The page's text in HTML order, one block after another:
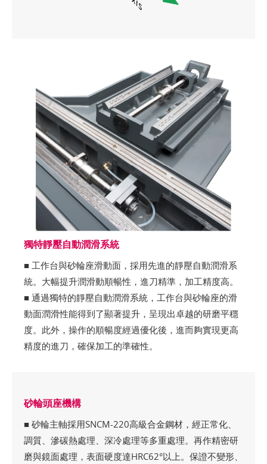
獨特靜壓自動潤滑系統
■ 工作台與砂輪座滑動面，採用先進的靜壓自動潤滑系
統。大幅提升潤滑動順暢性，進刀精準，加工精度高。
■ 通過獨特的靜壓自動潤滑系統，工作台與砂輪座的滑
動面潤滑性能得到了顯著提升，呈現出卓越的研磨平穩
度。此外，操作的順暢度經過優化後，進而夠實現更高
精度的進刀，確保加工的準確性。
砂輪頭座機構
■ 砂輪主軸採用SNCM-220高級合金鋼材，經正常化、
調質、滲碳熱處理、深冷處理等多重處理。再作精密研
磨與鏡面處理，表面硬度達HRC62°以上。保證不變形、